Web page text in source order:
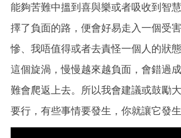
能夠苦難中搵到喜與樂或者吸收到智
擇了負面的路，便會好易走入一個受
慘、我唔值得或者去責怪一個人的狀
這個旋渦，慢慢越來越負面，會錯過
難會爬返上去。所以我會建議或鼓勵
要行，有些事情要發生，你就讓它發生